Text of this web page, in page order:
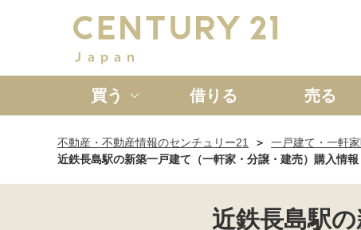
買う
新築一戸建て 中古一戸
借りる 売る
不動産・不動産情報のセンチュリー21 一戸建て・一軒家
近鉄長島駅の新築一戸建て（一軒家・分譲・建売）購入情報
近鉄長島駅